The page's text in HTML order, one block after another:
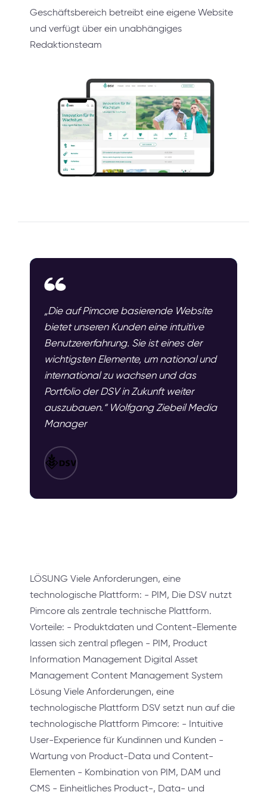
Geschäftsbereich betreibt eine eigene Website
und verfügt über ein unabhängiges
Redaktionsteam
„Die auf Pimcore basierende Website
bietet unseren Kunden eine intuitive
Benutzererfahrung. Sie ist eines der
wichtigsten Elemente, um national und
international zu wachsen und das
Portfolio der DSV in Zukunft weiter
auszubauen.“ Wolfgang Ziebeil Media
Manager
LÖSUNG Viele Anforderungen, eine
technologische Plattform: - PIM, Die DSV nutzt
Pimcore als zentrale technische Plattform.
Vorteile: - Produktdaten und Content-Elemente
lassen sich zentral pflegen - PIM, Product
Information Management Digital Asset
Management Content Management System
Lösung Viele Anforderungen, eine
technologische Plattform DSV setzt nun auf die
technologische Plattform Pimcore: - Intuitive
User-Experience für Kundinnen und Kunden -
Wartung von Product-Data und Content-
Elementen - Kombination von PIM, DAM und
CMS - Einheitliches Product-, Data- und